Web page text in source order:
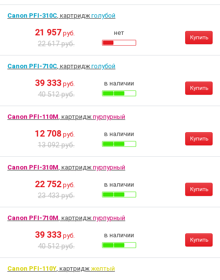
Canon PFI-310C, картридж голубой
21 957 руб.
22 617 руб.
нет
Купить
Canon PFI-710C, картридж голубой
39 333 руб.
40 512 руб.
в наличии
Купить
Canon PFI-110M, картридж пурпурный
12 708 руб.
13 092 руб.
в наличии
Купить
Canon PFI-310M, картридж пурпурный
22 752 руб.
23 433 руб.
в наличии
Купить
Canon PFI-710M, картридж пурпурный
39 333 руб.
40 512 руб.
в наличии
Купить
Canon PFI-110Y, картридж желтый